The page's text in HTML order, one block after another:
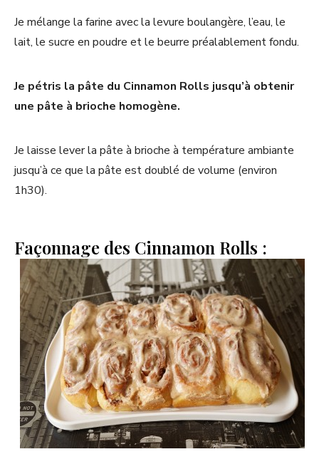
Je mélange la farine avec la levure boulangère, l’eau, le
lait, le sucre en poudre et le beurre préalablement fondu.
Je pétris la pâte du Cinnamon Rolls jusqu’à obtenir
une pâte à brioche homogène.
Je laisse lever la pâte à brioche à température ambiante
jusqu’à ce que la pâte est doublé de volume (environ
1h30).
Façonnage des Cinnamon Rolls :